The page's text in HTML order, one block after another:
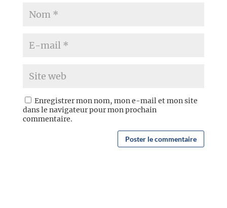
Enregistrer mon nom, mon e-mail et mon site
dans le navigateur pour mon prochain
commentaire.